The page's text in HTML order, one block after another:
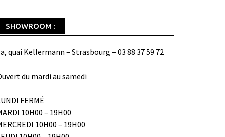
SHOWROOM :
quai Kellermann – Strasbourg – 03 88 37 59 72
du mardi au samedi
FERMÉ
10H00 – 19H00
10H00 – 19H00